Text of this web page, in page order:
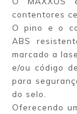
contentores
O pino e o
ABS
marcado a
e/ou código
para
do selo.
Oferecendo